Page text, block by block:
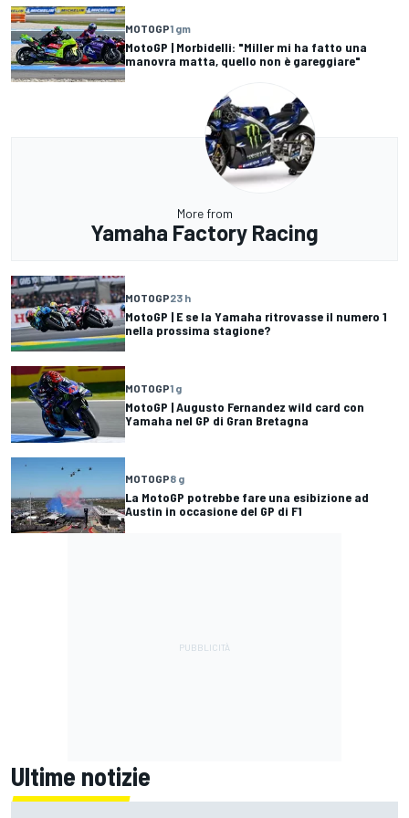
MOTOGP1 gm
MotoGP | Morbidelli: "Miller mi ha fatto una
manovra matta, quello non è gareggiare"
More from
Yamaha Factory Racing
MOTOGP23 h
MotoGP | E se la Yamaha ritrovasse il numero 1
nella prossima stagione?
MOTOGP1 g
MotoGP | Augusto Fernandez wild card con
Yamaha nel GP di Gran Bretagna
MOTOGP8 g
La MotoGP potrebbe fare una esibizione ad
Austin in occasione del GP di F1
Ultime notizie